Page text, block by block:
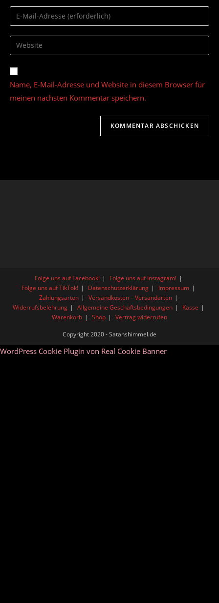
Namen
oder
zum
Kommentieren
ein
Gib
deine
E-
Mail-
zum
Kommentieren
ein
Gib
deine
Website-
URL
ein
(optional)
Name, E-Mail-Adresse und Website in diesem Browser für
meinen nächsten Kommentar speichern.
Folge uns auf Facebook!
Folge uns auf Instagram!
Folge uns auf TikTok!
Datenschutzerklärung
Impressum
Zahlungsarten
Versandkosten – Versandarten
Widerrufsbelehrung
Allgemeine Geschäftsbedingungen
Kasse
Warenkorb
Shop Vertrag widerrufen
Copyright 2020 - Satanshimmel.de
WordPress Cookie Plugin von Real Cookie Banner